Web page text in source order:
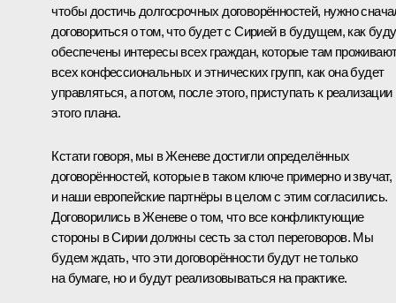
чтобы достичь долгосрочных договорённостей, нужно
договориться о том, что будет с Сирией в будущем, как
обеспечены интересы всех граждан, которые там
всех конфессиональных и этнических групп, как она будет
управляться, а потом, после этого, приступать к реализации
этого плана.
Кстати говоря, мы в Женеве достигли определённых
договорённостей, которые в таком ключе примерно и звучат,
и наши европейские партнёры в целом с этим согласились.
Договорились в Женеве о том, что все конфликтующие
стороны в Сирии должны сесть за стол переговоров. Мы
будем ждать, что эти договорённости будут не только
на бумаге, но и будут реализовываться на практике.